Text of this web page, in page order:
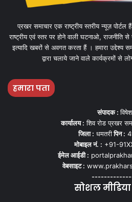
प्रखर समाचार एक राष्ट्रीय स्तरीय न्यूज़
राष्ट्रीय एवं स्तर पर होने वाली घटनाओ,
इत्यादि खबरों से अवगत करता हैं । हमारा उद्देश्य
द्वारा चलाये जाने वाले कार्यक्रमों से
हमारा पता
संपादक :विषेश
कार्यालय : शिव रोड प्रखर
जिला : धमतरीपिन :
मोबाइल नं. : +91-
ईमेल आईडी :
वेबसाइट :
सोशल